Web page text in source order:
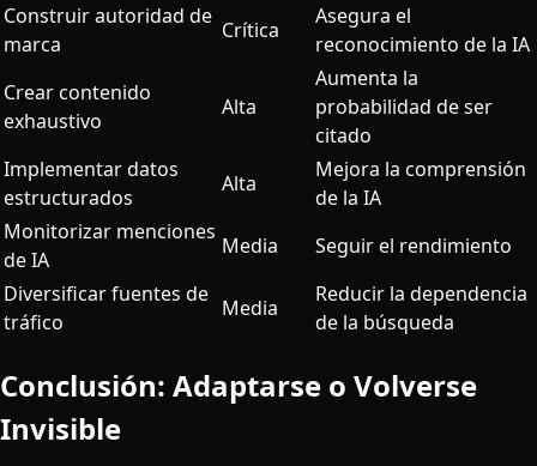
Construir autoridad de
marca
Crítica
Asegura el
reconocimiento de la IA
Crear contenido
exhaustivo
Alta
Aumenta la
probabilidad de ser
citado
Implementar datos
estructurados
Alta
Mejora la comprensión
de la IA
Monitorizar menciones
de IA
Media
Seguir el rendimiento
Diversificar fuentes de
tráfico
Media
Reducir la dependencia
de la búsqueda
Conclusión: Adaptarse o Volverse
Invisible